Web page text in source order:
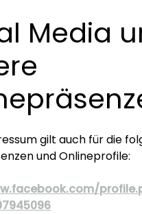
Media
gilt auch für die
und Onlineprofile: